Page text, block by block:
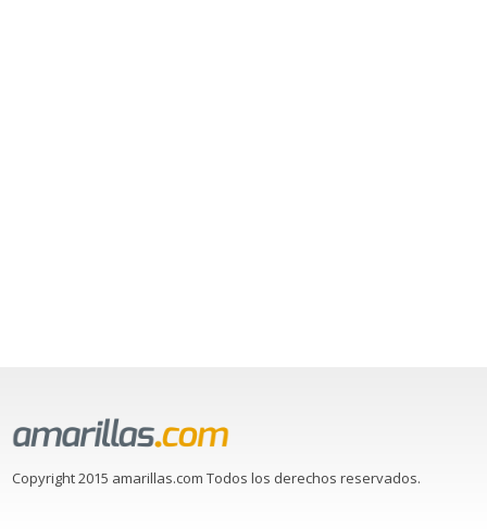
Copyright 2015 amarillas.com Todos los derechos reservados.